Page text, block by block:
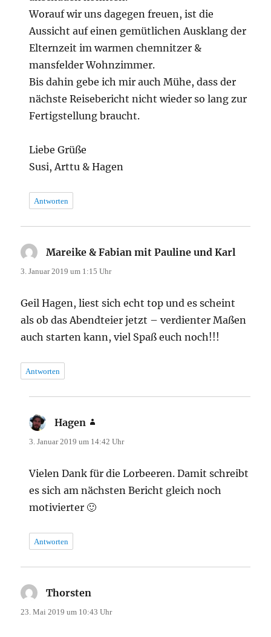
Worauf wir uns dagegen freuen, ist die
Aussicht auf einen gemütlichen Ausklang der
Elternzeit im warmen chemnitzer &
mansfelder Wohnzimmer.
Bis dahin gebe ich mir auch Mühe, dass der
nächste Reisebericht nicht wieder so lang zur
Fertigstellung braucht.
Liebe Grüße
Susi, Arttu & Hagen
Antworten
Mareike & Fabian mit Pauline und Karl
3. Januar 2019 um 1:15 Uhr
Geil Hagen, liest sich echt top und es scheint
als ob das Abendteier jetzt – verdienter Maßen
auch starten kann, viel Spaß euch noch!!!
Antworten
Hagen
3. Januar 2019 um 14:42 Uhr
Vielen Dank für die Lorbeeren. Damit schreibt
es sich am nächsten Bericht gleich noch
motivierter 🙂
Antworten
Thorsten
23. Mai 2019 um 10:43 Uhr